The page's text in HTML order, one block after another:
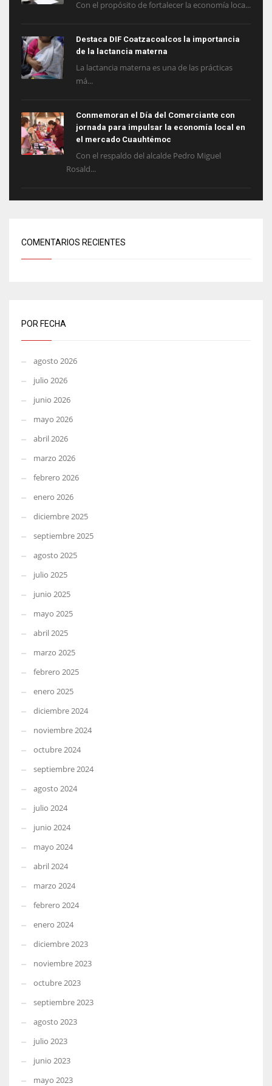
Con el propósito de fortalecer la economía loca...
Destaca DIF Coatzacoalcos la importancia
de la lactancia materna
La lactancia materna es una de las prácticas
má...
Conmemoran el Día del Comerciante con
jornada para impulsar la economía local en
el mercado Cuauhtémoc
Con el respaldo del alcalde Pedro Miguel
Rosald...
COMENTARIOS RECIENTES
POR FECHA
agosto 2026
julio 2026
junio 2026
mayo 2026
abril 2026
marzo 2026
febrero 2026
enero 2026
diciembre 2025
septiembre 2025
agosto 2025
julio 2025
junio 2025
mayo 2025
abril 2025
marzo 2025
febrero 2025
enero 2025
diciembre 2024
noviembre 2024
octubre 2024
septiembre 2024
agosto 2024
julio 2024
junio 2024
mayo 2024
abril 2024
marzo 2024
febrero 2024
enero 2024
diciembre 2023
noviembre 2023
octubre 2023
septiembre 2023
agosto 2023
julio 2023
junio 2023
mayo 2023